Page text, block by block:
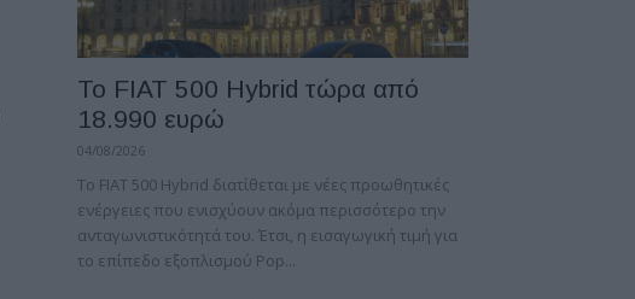
Το FIAT 500 Hybrid τώρα από
18.990 ευρώ
04/08/2026
Το FIAT 500 Hybrid διατίθεται με νέες προωθητικές
ενέργειες που ενισχύουν ακόμα περισσότερο την
ανταγωνιστικότητά του. Έτσι, η εισαγωγική τιμή για
το επίπεδο εξοπλισμού Pop...